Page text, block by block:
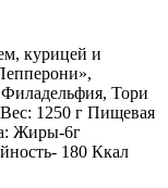
курицей и
Тори
1250 г Пищевая
Жиры-6г
180 Ккал